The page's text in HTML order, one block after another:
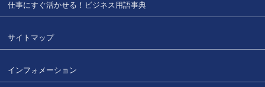
仕事にすぐ活かせる！ ビジネス用語事典
サイトマップ
インフォメーション